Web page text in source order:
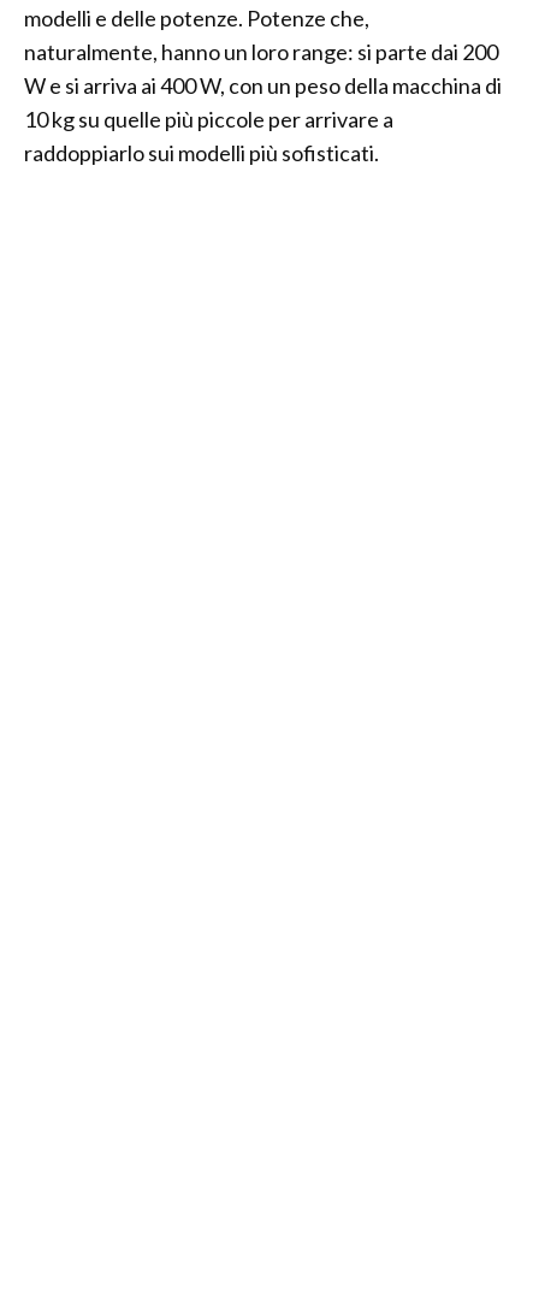
modelli e delle potenze. Potenze che,
naturalmente, hanno un loro range: si parte dai 200
W e si arriva ai 400 W, con un peso della macchina di
10 kg su quelle più piccole per arrivare a
raddoppiarlo sui modelli più sofisticati.